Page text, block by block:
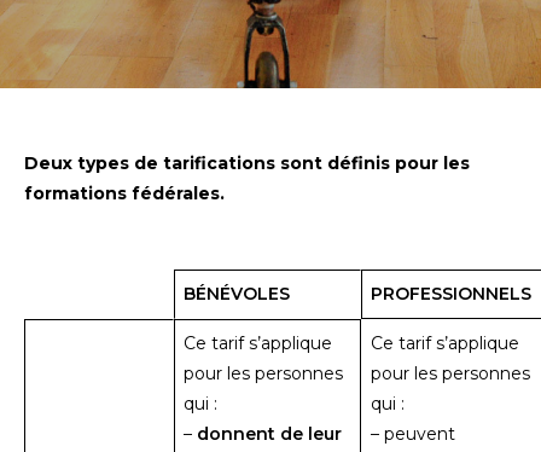
Deux types de tarifications sont définis pour les
formations fédérales.
BÉNÉVOLES PROFESSIONNELS
Ce tarif s’applique
pour les personnes
qui :
– donnent de leur
Ce tarif s’applique
pour les personnes
qui :
– peuvent